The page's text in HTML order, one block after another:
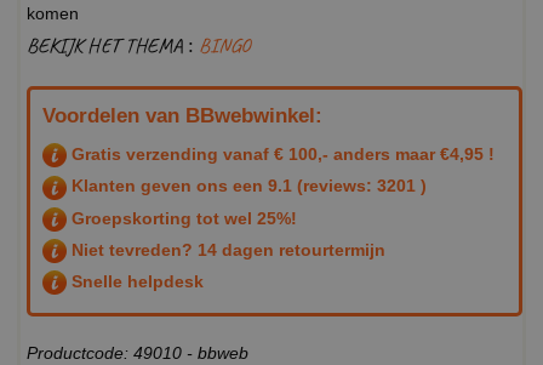
komen
BEKIJK HET THEMA : BINGO
Voordelen van BBwebwinkel:
Gratis verzending vanaf € 100,- anders maar €4,95 !
Klanten geven ons een 9.1 (reviews: 3201 )
Groepskorting tot wel 25%!
Niet tevreden? 14 dagen retourtermijn
Snelle helpdesk
Productcode: 49010 - bbweb